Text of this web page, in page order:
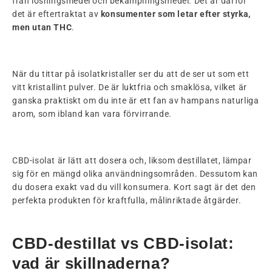
det är eftertraktat av konsumenter som letar efter styrka,
men utan THC.
När du tittar på isolatkristaller ser du att de ser ut som ett
vitt kristallint pulver. De är luktfria och smaklösa, vilket är
ganska praktiskt om du inte är ett fan av hampans naturliga
arom, som ibland kan vara förvirrande.
CBD-isolat är lätt att dosera och, liksom destillatet, lämpar
sig för en mängd olika användningsområden. Dessutom kan
du dosera exakt vad du vill konsumera. Kort sagt är det den
perfekta produkten för kraftfulla, målinriktade åtgärder.
CBD-destillat vs CBD-isolat:
vad är skillnaderna?